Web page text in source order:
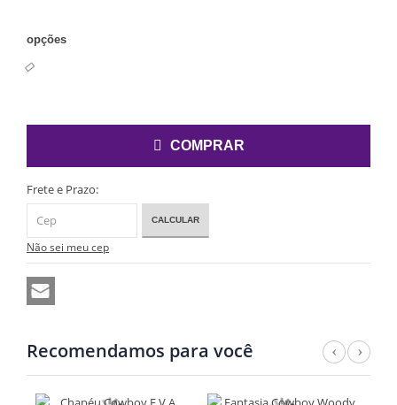
opções
COMPRAR
Frete e Prazo:
CALCULAR
Não sei meu cep
Recomendamos para você